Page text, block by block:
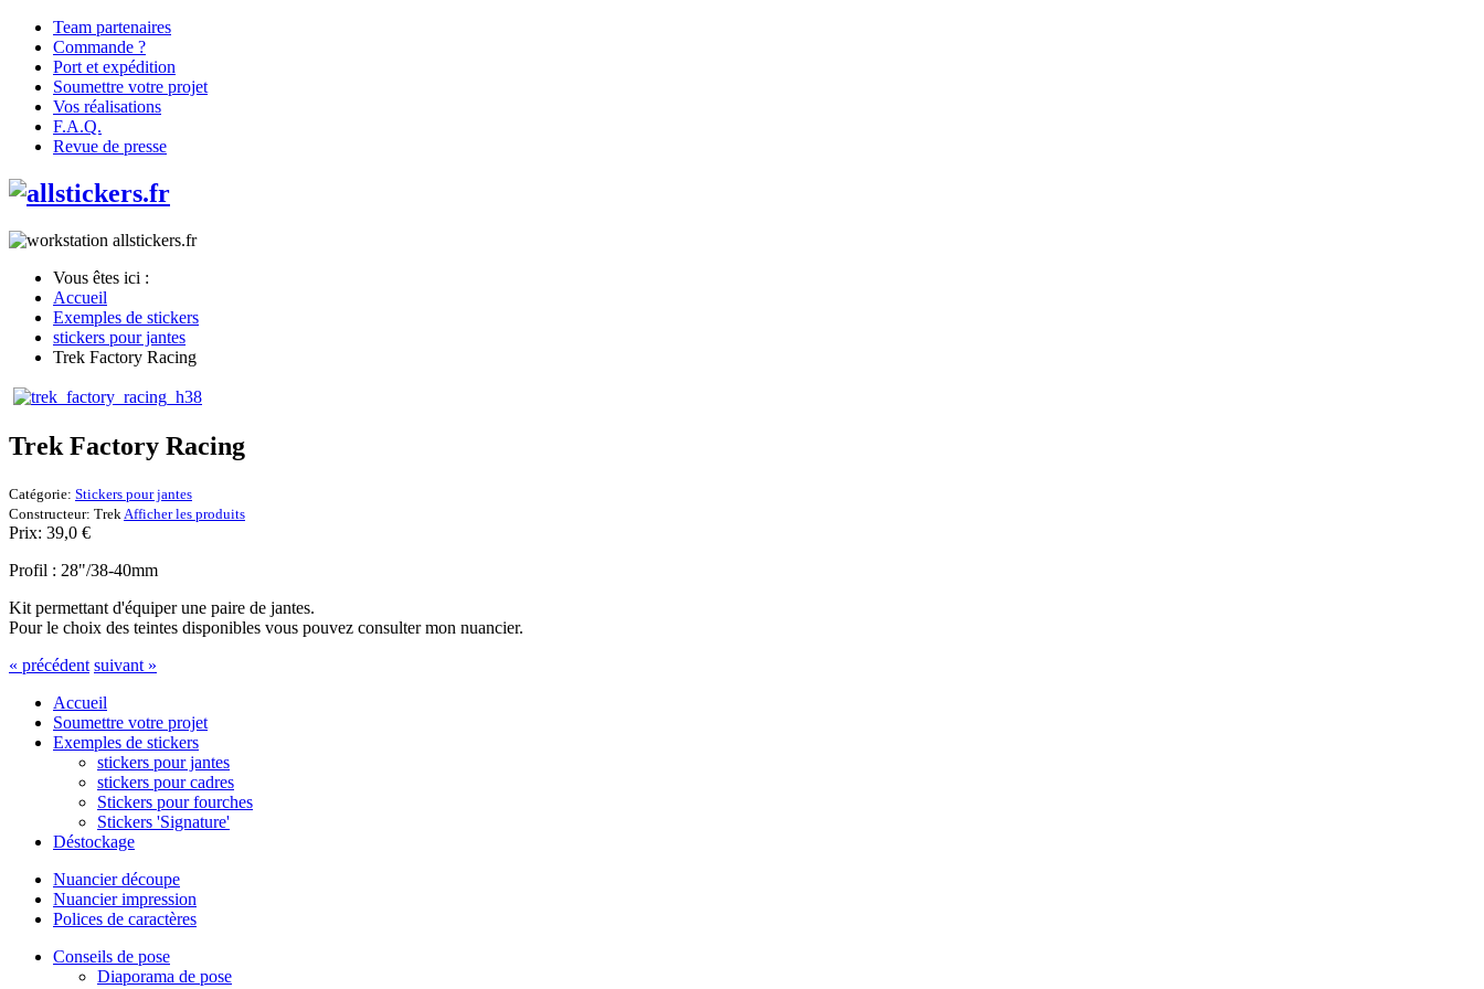
Team partenaires
Commande ?
Port et expédition
Soumettre votre projet
Vos réalisations
F.A.Q.
Revue de presse
Vous êtes ici :
Accueil
Exemples de stickers
stickers pour jantes
Trek Factory Racing
Trek Factory Racing
Catégorie: Stickers pour jantes
Constructeur: Trek Afficher les produits
Prix: 39,0 €
Profil : 28"/38-40mm
Kit permettant d'équiper une paire de jantes.
Pour le choix des teintes disponibles vous pouvez consulter mon nuancier.
« précédent suivant »
Accueil
Soumettre votre projet
Exemples de stickers
stickers pour jantes
stickers pour cadres
Stickers pour fourches
Stickers 'Signature'
Déstockage
Nuancier découpe
Nuancier impression
Polices de caractères
Conseils de pose
Diaporama de pose